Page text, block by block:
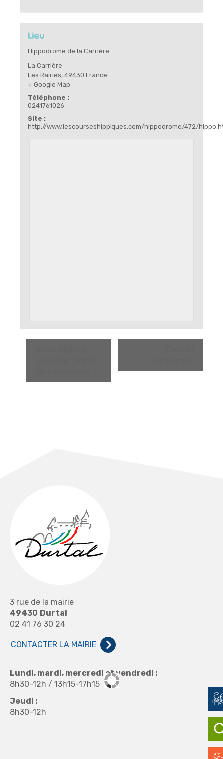
Lieu
Hippodrome de la Carrière
La Carrière
Les Rairies, 49430 France
+ Google Map
Téléphone :
0241761026
Site :
http://www.lescourseshippiques.com/hippodrome/472/
3 rue de la mairie
49430 Durtal
02 41 76 30 24
CONTACTER LA MAIRIE
Lundi, mardi, mercredi et vendredi :
8h30-12h / 13h15-17h15
Jeudi :
8h30-12h